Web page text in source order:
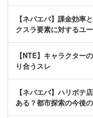
【ネバエバ】課金効率
クスラ要素に対するユ
【NTE】キャラクター
り合うスレ
【ネバエバ】ハリボテ
ある？都市探索の今後